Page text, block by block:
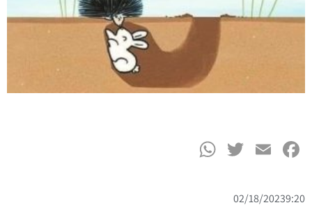
Facebook
Email
Twitter
9:20
02/18/2023